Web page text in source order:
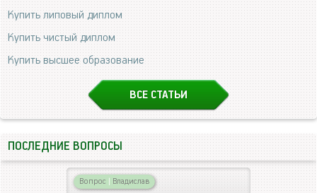
Купить липовый диплом
Купить чистый диплом
Купить высшее образование
ВСЕ СТАТЬИ
ПОСЛЕДНИЕ ВОПРОСЫ
Вопрос | Владислав